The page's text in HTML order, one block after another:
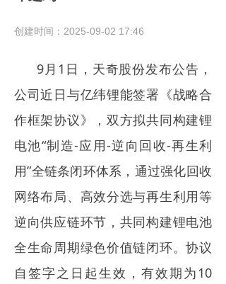
行业动态
企业动态
国际储能
数据统计
电力市场
招中标信息
招聘
9月1日，天奇股份发布公告，
公司近日与亿纬锂能签署《战略合
作框架协议》，双方拟共同构建锂
电池“制造-应用-逆向回收-再生利
用”全链条闭环体系，通过强化回收
网络布局、高效分选与再生利用等
逆向供应链环节，共同构建锂电池
全生命周期绿色价值链闭环。协议
自签字之日起生效，有效期为10
创建时间： 2025-09-02 17:46